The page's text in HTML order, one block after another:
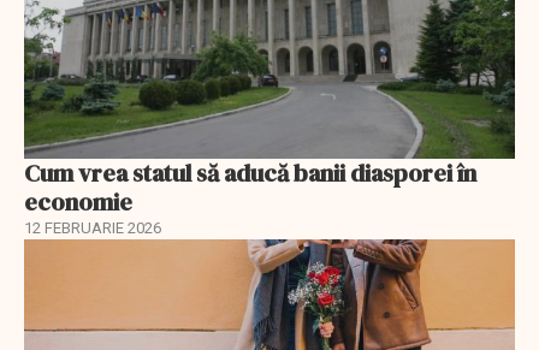
Cum vrea statul să aducă banii diasporei în
economie
12 FEBRUARIE 2026